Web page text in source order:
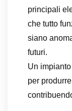
principali
che tutto
siano
futuri.
Un
per